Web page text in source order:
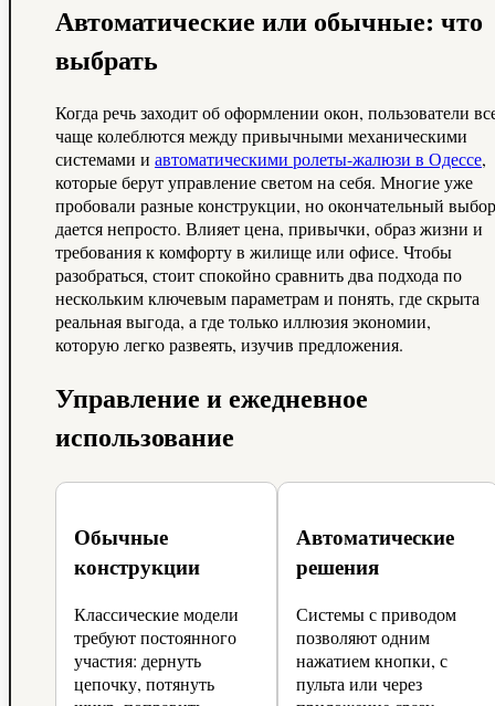
Автоматические или обычные: что
выбрать
Когда речь заходит об оформлении окон, пользователи
чаще колеблются между привычными механическими
системами и автоматическими ролеты-жалюзи в Одессе,
которые берут управление светом на себя. Многие уже
пробовали разные конструкции, но окончательный выбор
дается непросто. Влияет цена, привычки, образ жизни и
требования к комфорту в жилище или офисе. Чтобы
разобраться, стоит спокойно сравнить два подхода по
нескольким ключевым параметрам и понять, где скрыта
реальная выгода, а где только иллюзия экономии,
которую легко развеять, изучив предложения.
Управление и ежедневное
использование
Обычные
конструкции
Классические модели
требуют постоянного
участия: дернуть
цепочку, потянуть
Автоматические
решения
Системы с приводом
позволяют одним
нажатием кнопки, с
пульта или через